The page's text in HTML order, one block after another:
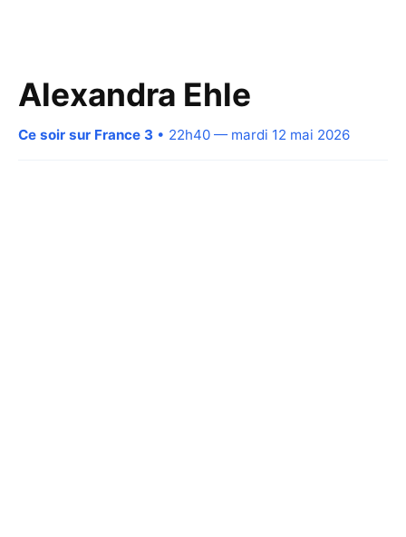
Alexandra Ehle
Ce soir sur France 3 • 22h40 — mardi 12 mai 2026